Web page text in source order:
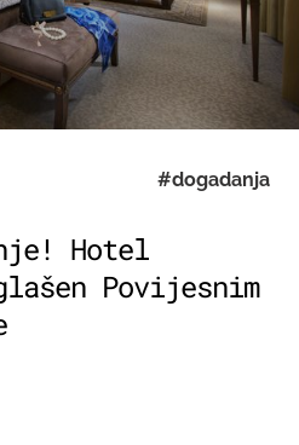
#dogadanja
Hotel
Povijesnim